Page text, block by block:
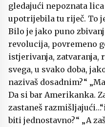
gledajući nepoznata
upotrijebila tu riječ. To
Bilo je jako puno
revolucija, povremeno
istjerivanja, zatvaranja,
svega, u svako doba,
nazivaš dosadnim?“
Da si bar Amerikanka.
zastaneš
biti jednostavno?“ „A